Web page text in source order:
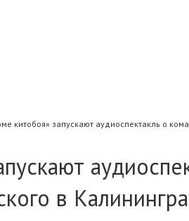
китобоя» запускают аудиоспектакль о
в